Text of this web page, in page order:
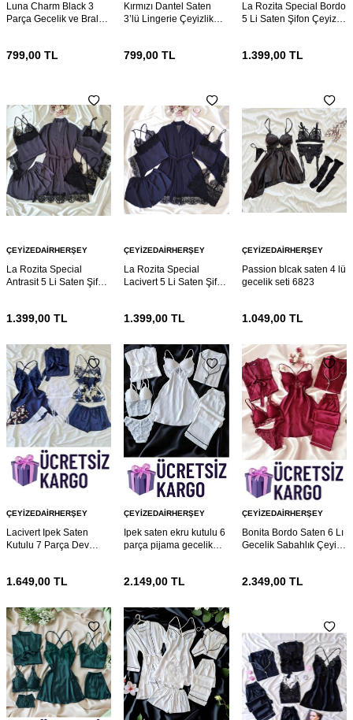
Luna Charm Black 3
Parça Gecelik ve Bralet
799,00 TL
Kırmızı Dantel Saten
3’lü Lingerie Çeyizlik
799,00 TL
La Rozita Special Bordo
5 Li Saten Şifon Çeyiz
1.399,00TL
ÇEYIZEDAIRHERŞEY
La Rozita Special
Antrasit 5 Li Saten Şifon
1.399,00 TL
ÇEYIZEDAIRHERŞEY
La Rozita Special
Lacivert 5 Li Saten Şifon
1.399,00 TL
ÇEYIZEDAIRHERŞEY
Passion blcak saten 4 lü
gecelik seti 6823
1.049,00TL
ÇEYIZEDAIRHERŞEY
Lacivert Ipek Saten
Kutulu 7 Parça Dev
1.649,00 TL
ÇEYIZEDAIRHERŞEY
Ipek saten ekru kutulu 6
parça pijama gecelik
2.149,00 TL
ÇEYIZEDAIRHERŞEY
Bonita Bordo Saten 6 Lı
Gecelik Sabahlık Çeyiz
2.349,00TL